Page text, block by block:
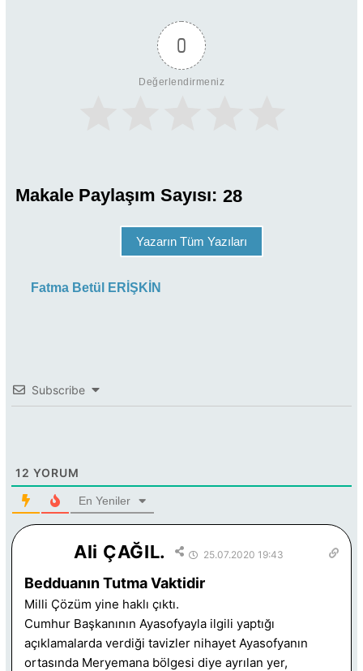
0
Değerlendirmeniz
Makale Paylaşım Sayısı: 28
Yazarın Tüm Yazıları
Fatma Betül ERİŞKİN
Subscribe
12 YORUM
En Yeniler
Ali ÇAĞIL. 25.07.2020 19:43
Bedduanın Tutma Vaktidir
Milli Çözüm yine haklı çıktı.
Cumhur Başkanının Ayasofyayla ilgili yaptığı
açıklamalarda verdiği tavizler nihayet Ayasofyanın
ortasında Meryemana bölgesi diye ayrılan yer,